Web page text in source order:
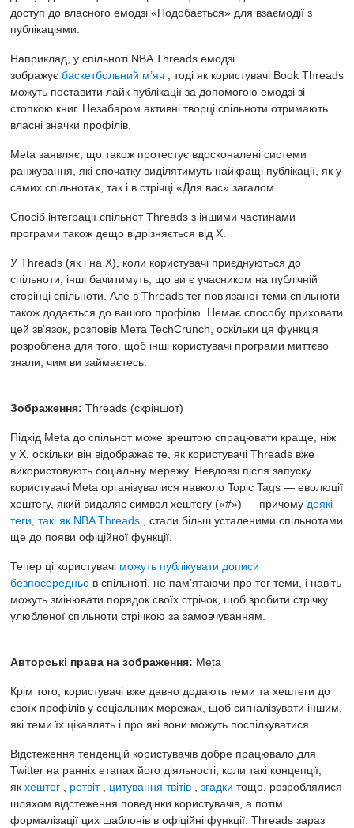
доступ до власного емодзі «Подобається» для взаємодії з
публікаціями.
Наприклад, у спільноті NBA Threads емодзі
зображує баскетбольний м’яч
, тоді як користувачі Book Threads
можуть поставити лайк публікації за допомогою емодзі зі
стопкою книг. Незабаром активні творці спільноти отримають
власні значки профілів.
Meta заявляє, що також протестує вдосконалені системи
ранжування, які спочатку виділятимуть найкращі публікації, як у
самих спільнотах, так і в стрічці «Для вас» загалом.
Спосіб інтеграції спільнот Threads з іншими частинами
програми також дещо відрізняється від X.
У Threads (як і на X), коли користувачі приєднуються до
спільноти, інші бачитимуть, що ви є учасником на публічній
сторінці спільноти. Але в Threads тег пов’язаної теми спільноти
також додається до вашого профілю. Немає способу приховати
цей зв’язок, розповів Мета TechCrunch, оскільки ця функція
розроблена для того, щоб інші користувачі програми миттєво
знали, чим ви займаєтесь.
Зображення: Threads (скріншот)
Підхід Meta до спільнот може зрештою спрацювати краще, ніж
у X, оскільки він відображає те, як користувачі Threads вже
використовують соціальну мережу. Невдовзі після запуску
користувачі Meta організувалися навколо Topic Tags — еволюції
хештегу, який видаляє символ хештегу («#») — причому деякі
теги, такі як NBA Threads
, стали більш усталеними спільнотами
ще до появи офіційної функції.
Тепер ці користувачі можуть публікувати дописи
безпосередньо в спільноті, не пам’ятаючи про тег теми, і навіть
можуть змінювати порядок своїх стрічок, щоб зробити стрічку
улюбленої спільноти стрічкою за замовчуванням.
Авторські права на зображення: Meta
Крім того, користувачі вже давно додають теми та хештеги до
своїх профілів у соціальних мережах, щоб сигналізувати іншим,
які теми їх цікавлять і про які вони можуть поспілкуватися.
Відстеження тенденцій користувачів добре працювало для
Twitter на ранніх етапах його діяльності, коли такі концепції,
як хештег , ретвіт , цитування твітів , згадки тощо, розроблялися
шляхом відстеження поведінки користувачів, а потім
формалізації цих шаблонів в офіційні функції. Threads зараз